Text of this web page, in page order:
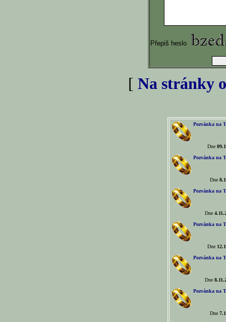
Přepiš heslo
[ Na stránky
Pozvánka na
Dne
Pozvánka na
Dne
Pozvánka na
Dne
Pozvánka na
Dne
Pozvánka na
Dne
Pozvánka na
Dne